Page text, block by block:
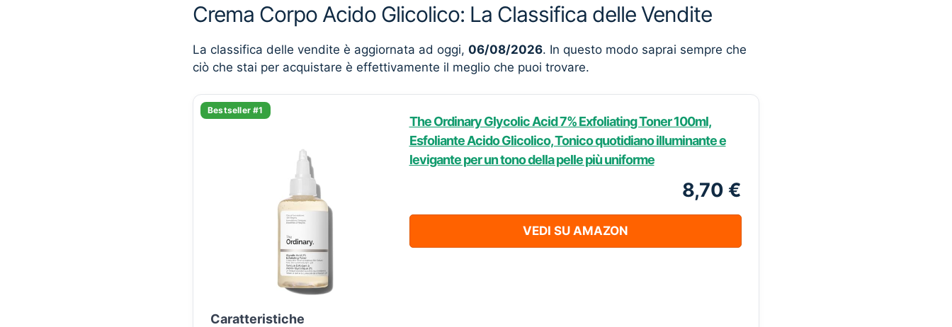
Crema Corpo Acido Glicolico: La Classifica delle Vendite
La classifica delle vendite è aggiornata ad oggi, 06/08/2026. In questo modo saprai sempre che
ciò che stai per acquistare è effettivamente il meglio che puoi trovare.
Bestseller #1
The Ordinary Glycolic Acid 7% Exfoliating Toner 100ml,
Esfoliante Acido Glicolico, Tonico quotidiano illuminante e
levigante per un tono della pelle più uniforme
8,70 €
VEDI SU AMAZON
Caratteristiche